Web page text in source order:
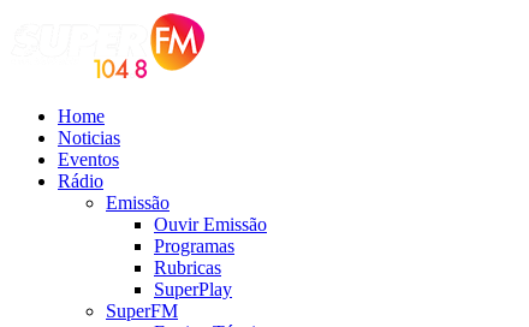
Home
Noticias
Eventos
Rádio
Emissão
Ouvir Emissão
Programas
Rubricas
SuperPlay
SuperFM